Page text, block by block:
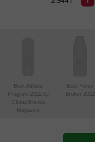
Best Affiliate
Program 2022 by
Global Brands
Magazine
Best Forex
Broker 2022